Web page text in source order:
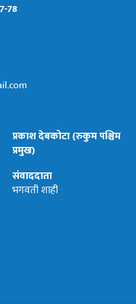
78
प्रकाश देबकोटा (रुकुम पश्चिम
प्रमुख)
संवाददाता
भगवती शाही